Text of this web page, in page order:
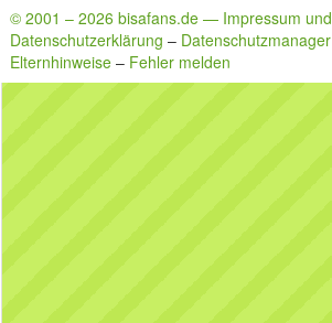
© 2001 – 2026 bisafans.de — Impressum und
Datenschutzerklärung – Datenschutzmanager
Elternhinweise – Fehler melden